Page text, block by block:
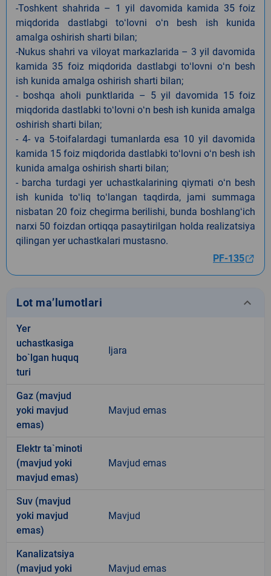
-Toshkent shahrida – 1 yil davomida kamida 35 foiz
miqdorida dastlabgi toʻlovni oʻn besh ish kunida
amalga oshirish sharti bilan;
-Nukus shahri va viloyat markazlarida – 3 yil davomida
kamida 35 foiz miqdorida dastlabgi toʻlovni oʻn besh
ish kunida amalga oshirish sharti bilan;
- boshqa aholi punktlarida – 5 yil davomida 15 foiz
miqdorida dastlabki toʻlovni oʻn besh ish kunida amalga
oshirish sharti bilan;
- 4- va 5-toifalardagi tumanlarda esa 10 yil davomida
kamida 15 foiz miqdorida dastlabki toʻlovni oʻn besh ish
kunida amalga oshirish sharti bilan;
- barcha turdagi yer uchastkalarining qiymati oʻn besh
ish kunida toʻliq toʻlangan taqdirda, jami summaga
nisbatan 20 foiz chegirma berilishi, bunda boshlangʻich
narxi 50 foizdan ortiqqa pasaytirilgan holda realizatsiya
qilingan yer uchastkalari mustasno.
PF-135
Lot ma’lumotlari keyboard_arrow_down
Yer
uchastkasiga
bo`lgan huquq
turi
Ijara
Gaz (mavjud
yoki mavjud
emas)
Mavjud emas
Elektr ta`minoti
(mavjud yoki
mavjud emas)
Mavjud emas
Suv (mavjud
yoki mavjud
emas)
Mavjud
Kanalizatsiya
(mavjud yoki
Mavjud emas